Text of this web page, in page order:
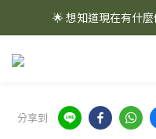
🌟 想知道現在有什
🌟 想知道現在有什
全館消費
分享到